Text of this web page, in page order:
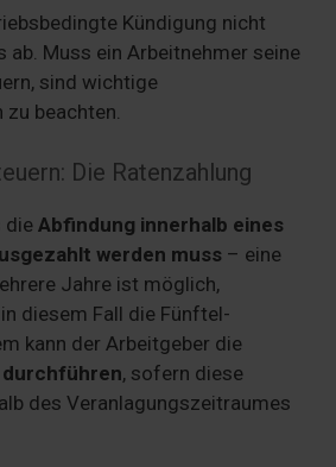
Kündigung nicht
ab. Muss ein Arbeitnehmer seine
sind wichtige
zu beachten.
Die Ratenzahlung
die Abfindung innerhalb eines
werden muss – eine
Jahre ist möglich,
diesem Fall die Fünftel-
kann der Arbeitgeber die
durchführen, sofern diese
des Veranlagungszeitraumes